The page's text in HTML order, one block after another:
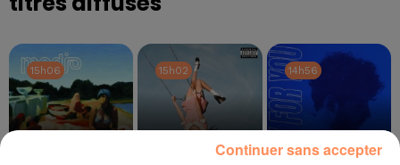
15h06
15h06 15h02
15h02 14h56
14h56
Continuer sans accepter